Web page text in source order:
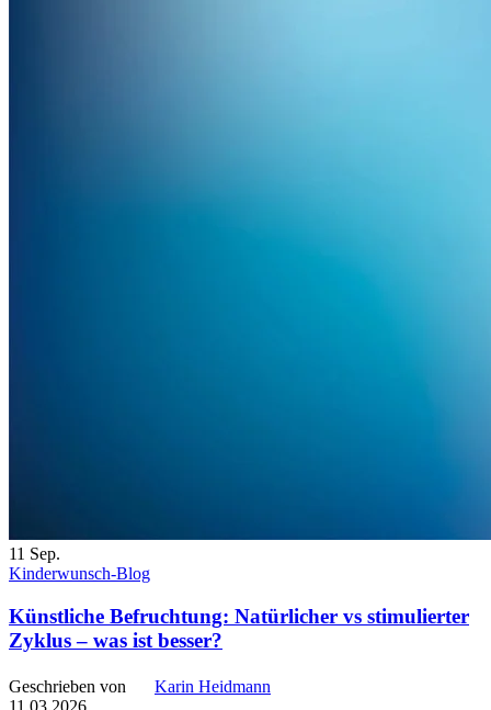
11 Sep.
Kinderwunsch-Blog
Künstliche Befruchtung: Natürlicher vs stimulierter
Zyklus – was ist besser?
Geschrieben von
Karin Heidmann